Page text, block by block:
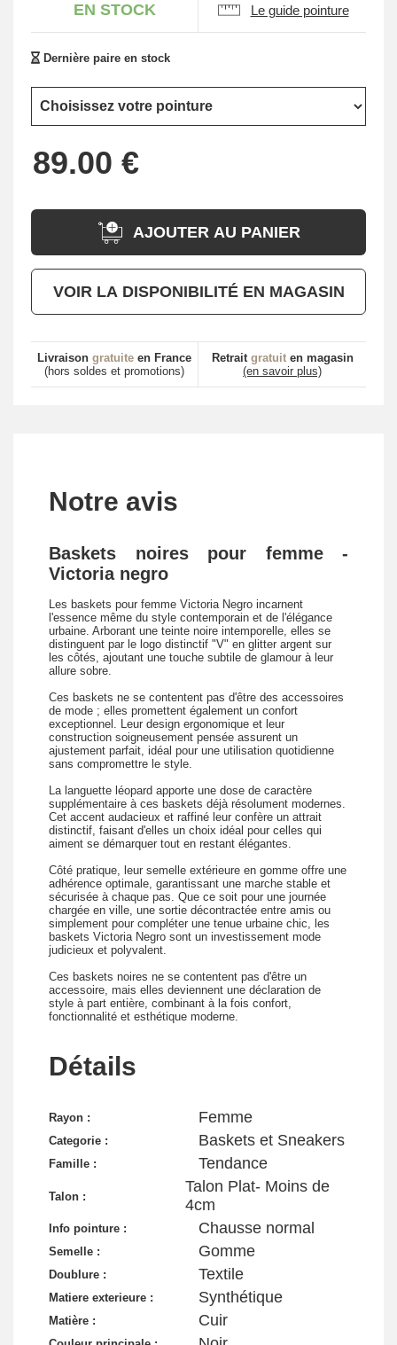
EN STOCK Le guide pointure
Dernière paire en stock
AJOUTER AU PANIER
VOIR LA DISPONIBILITÉ EN MAGASIN
Livraison gratuite en France
(hors soldes et promotions)
Retrait gratuiten magasin
(en savoir plus)
Notre avis
Baskets noires pour femme -
Victoria negro
Les baskets pour femme Victoria Negro incarnent
l'essence même du style contemporain et de l'élégance
urbaine. Arborant une teinte noire intemporelle, elles se
distinguent par le logo distinctif "V" en glitter argent sur
les côtés, ajoutant une touche subtile de glamour à leur
allure sobre.
Ces baskets ne se contentent pas d'être des accessoires
de mode ; elles promettent également un confort
exceptionnel. Leur design ergonomique et leur
construction soigneusement pensée assurent un
ajustement parfait, idéal pour une utilisation quotidienne
sans compromettre le style.
La languette léopard apporte une dose de caractère
supplémentaire à ces baskets déjà résolument modernes.
Cet accent audacieux et raffiné leur confère un attrait
distinctif, faisant d'elles un choix idéal pour celles qui
aiment se démarquer tout en restant élégantes.
Côté pratique, leur semelle extérieure en gomme offre une
adhérence optimale, garantissant une marche stable et
sécurisée à chaque pas. Que ce soit pour une journée
chargée en ville, une sortie décontractée entre amis ou
simplement pour compléter une tenue urbaine chic, les
baskets Victoria Negro sont un investissement mode
judicieux et polyvalent.
Ces baskets noires ne se contentent pas d'être un
accessoire, mais elles deviennent une déclaration de
style à part entière, combinant à la fois confort,
fonctionnalité et esthétique moderne.
Détails
Rayon : Femme
Categorie : Baskets et Sneakers
Famille : Tendance
Talon :
Talon Plat- Moins de
4cm
Info pointure : Chausse normal
Semelle : Gomme
Doublure : Textile
Matiere exterieure : Synthétique
Matière : Cuir